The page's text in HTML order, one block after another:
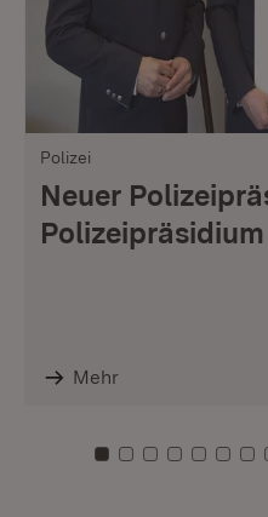
Polizei
Neuer
Mehr
Zu Kachel: 0
Zu Kachel: 1
Zu Kachel:
ZuZuZu